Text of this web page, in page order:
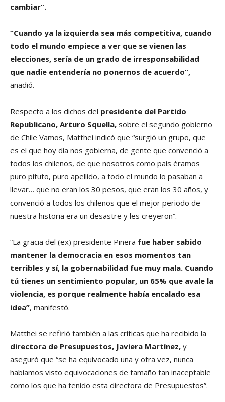
cambiar”.
“Cuando ya la izquierda sea más competitiva, cuando
todo el mundo empiece a ver que se vienen las
elecciones, sería de un grado de irresponsabilidad
que nadie entendería no ponernos de acuerdo”,
añadió.
Respecto a los dichos del presidente del Partido
Republicano, Arturo Squella, sobre el segundo gobierno
de Chile Vamos, Matthei indicó que “surgió un grupo, que
es el que hoy día nos gobierna, de gente que convenció a
todos los chilenos, de que nosotros como país éramos
puro pituto, puro apellido, a todo el mundo lo pasaban a
llevar… que no eran los 30 pesos, que eran los 30 años, y
convenció a todos los chilenos que el mejor periodo de
nuestra historia era un desastre y les creyeron”.
“La gracia del (ex) presidente Piñera fue haber sabido
mantener la democracia en esos momentos tan
terribles y sí, la gobernabilidad fue muy mala. Cuando
tú tienes un sentimiento popular, un 65% que avale la
violencia, es porque realmente había encalado esa
idea”, manifestó.
Matthei se refirió también a las críticas que ha recibido la
directora de Presupuestos, Javiera Martínez, y
aseguró que “se ha equivocado una y otra vez, nunca
habíamos visto equivocaciones de tamaño tan inaceptable
como los que ha tenido esta directora de Presupuestos”.